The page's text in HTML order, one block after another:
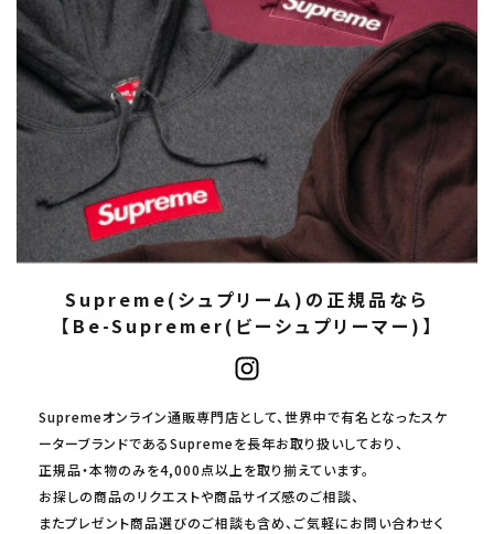
Supreme(シュプリーム)の正規品なら
【Be-Supremer(ビーシュプリーマー)】
Supremeオンライン通販専門店として、世界中で有名となったスケ
ーターブランドであるSupremeを長年お取り扱いしており、
正規品・本物のみを4,000点以上を取り揃えています。
お探しの商品のリクエストや商品サイズ感のご相談、
またプレゼント商品選びのご相談も含め、ご気軽にお問い合わせく